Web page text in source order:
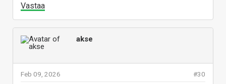
Vastaa
akse
#30
Feb 09, 2026